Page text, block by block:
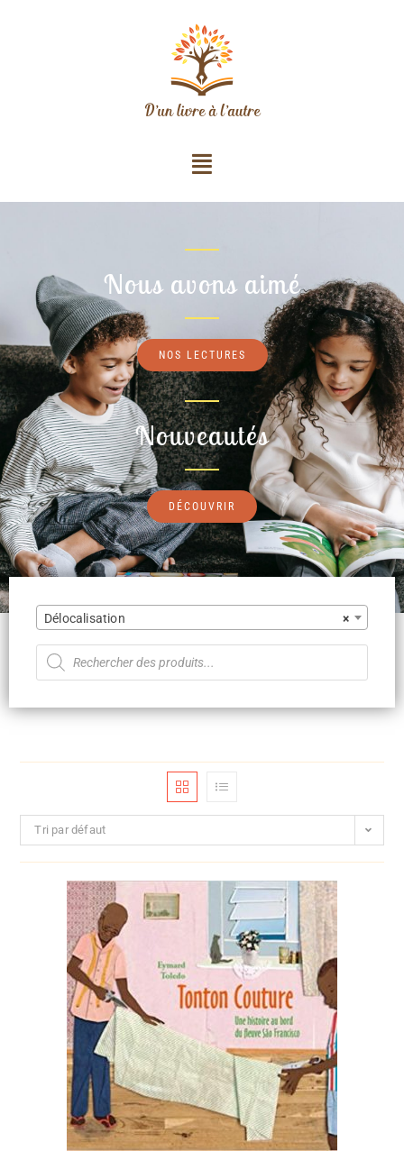
Nous avons aimé
NOS LECTURES
Nouveautés
DÉCOUVRIR
×
Délocalisation
Tri par défaut